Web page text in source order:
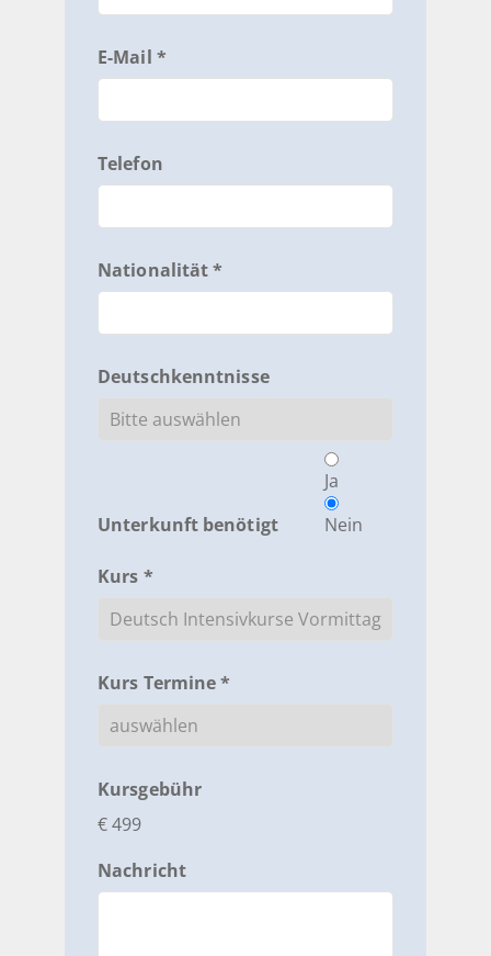
E-Mail *
Telefon
Nationalität *
Deutschkenntnisse
Unterkunft benötigt
Ja
Nein
Kurs *
Kurs Termine *
Kursgebühr
€ 499
Nachricht